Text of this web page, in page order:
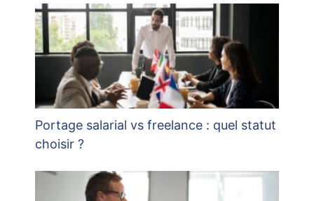
Portage salarial vs freelance : quel statut
choisir ?